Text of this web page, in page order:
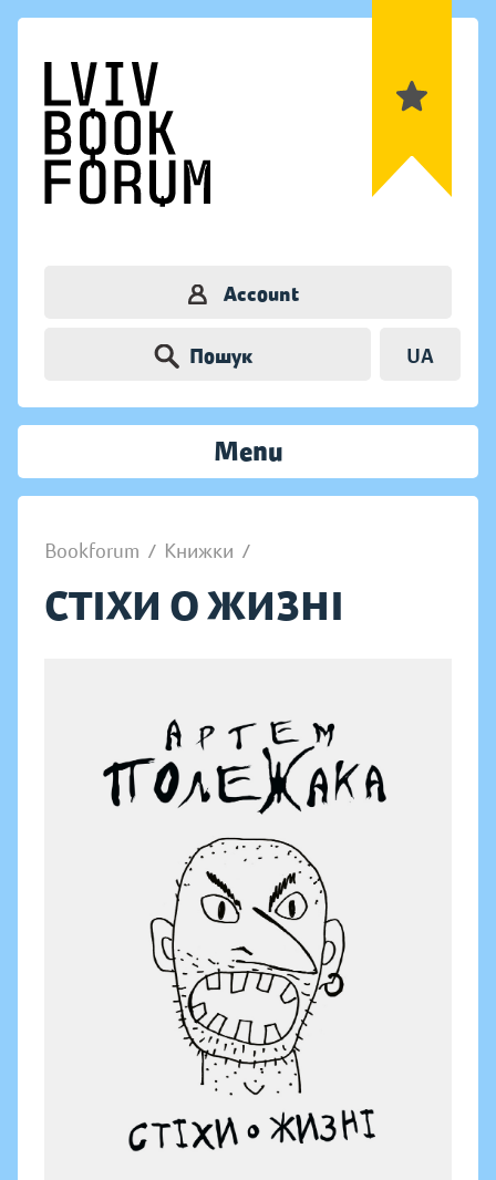
Account
Пошук UA
Menu
Bookforum / Книжки /
СТІХИ О ЖИЗНІ